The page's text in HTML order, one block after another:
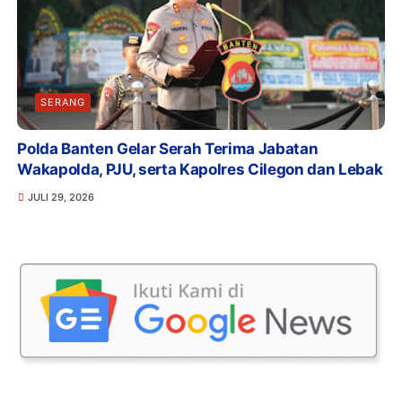
SERANG
Polda Banten Gelar Serah Terima Jabatan
Wakapolda, PJU, serta Kapolres Cilegon dan Lebak
JULI 29, 2026